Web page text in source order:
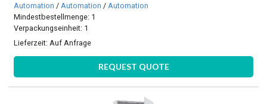
Automation /Automation /Automation
Mindestbestellmenge: 1
Verpackungseinheit: 1
Lieferzeit:Auf Anfrage
REQUEST QUOTE